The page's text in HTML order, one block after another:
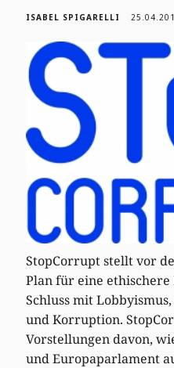
ISABEL SPIGARELLI
StopCorrupt stellt vor
Plan für eine ethischere
Schluss mit
und Korruption.
Vorstellungen davon,
und Europaparlament